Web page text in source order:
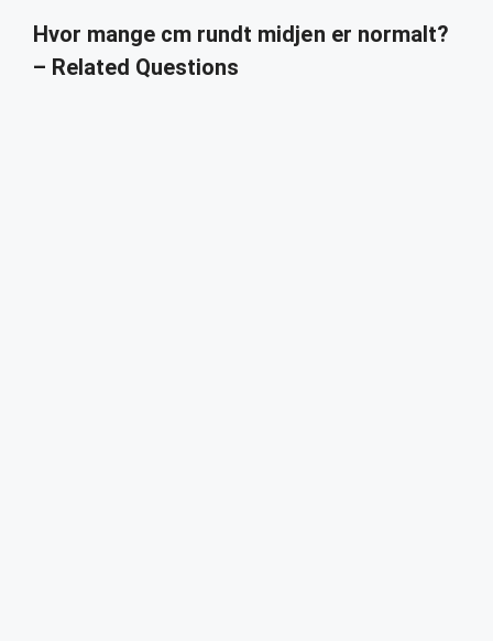
Hvor mange cm rundt midjen er normalt?
– Related Questions